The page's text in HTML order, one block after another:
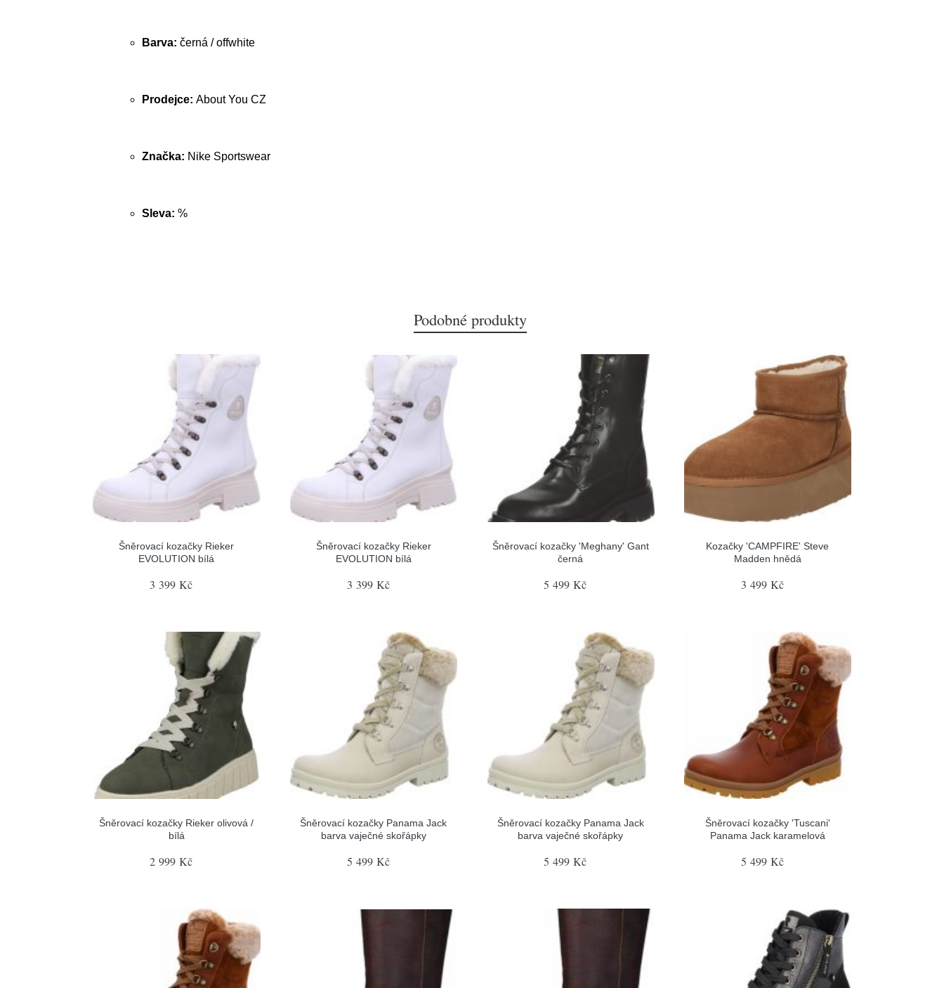
Barva: černá / offwhite
Prodejce: About You CZ
Značka: Nike Sportswear
Sleva: %
Podobné produkty
Šněrovací kozačky Rieker
EVOLUTION bílá
3 399 Kč
Šněrovací kozačky Rieker
EVOLUTION bílá
3 399 Kč
Šněrovací kozačky 'Meghany' Gant
černá
5 499 Kč
Kozačky 'CAMPFIRE' Steve
Madden hnědá
3 499 Kč
Šněrovací kozačky Rieker olivová /
bílá
2 999 Kč
Šněrovací kozačky Panama Jack
barva vaječné skořápky
5 499 Kč
Šněrovací kozačky Panama Jack
barva vaječné skořápky
5 499 Kč
Šněrovací kozačky 'Tuscani'
Panama Jack karamelová
5 499 Kč